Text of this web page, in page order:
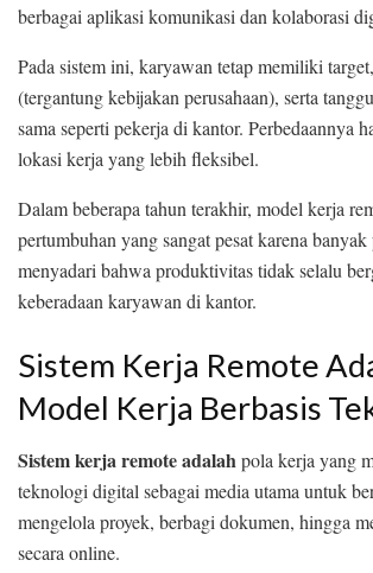
berbagai aplikasi komunikasi dan kolaborasi
Pada sistem ini, karyawan tetap memiliki
(tergantung kebijakan perusahaan), serta
sama seperti pekerja di kantor. Perbedaannya
lokasi kerja yang lebih fleksibel.
Dalam beberapa tahun terakhir, model kerja
pertumbuhan yang sangat pesat karena banyak
menyadari bahwa produktivitas tidak selalu
keberadaan karyawan di kantor.
Sistem Kerja Remote
Model Kerja Berbasis
Sistem kerja remote adalahpola kerja yang
teknologi digital sebagai media utama untuk
mengelola proyek, berbagi dokumen, hingga
secara online.